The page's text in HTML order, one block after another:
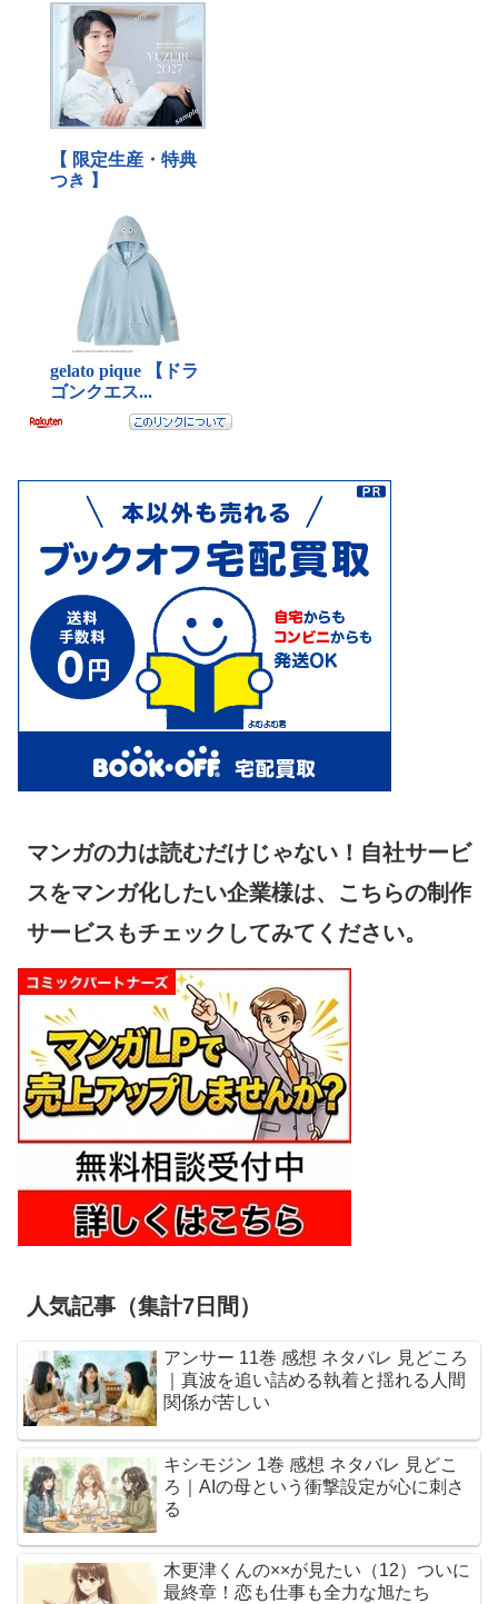
マンガの力は読むだけじゃない！自社サービ
スをマンガ化したい企業様は、こちらの制作
サービスもチェックしてみてください。
人気記事（集計7日間）
アンサー 11巻 感想 ネタバレ 見どころ
｜真波を追い詰める執着と揺れる人間
関係が苦しい
キシモジン 1巻 感想 ネタバレ 見どこ
ろ｜AIの母という衝撃設定が心に刺さ
る
木更津くんの××が見たい（12）ついに
最終章！恋も仕事も全力な旭たち